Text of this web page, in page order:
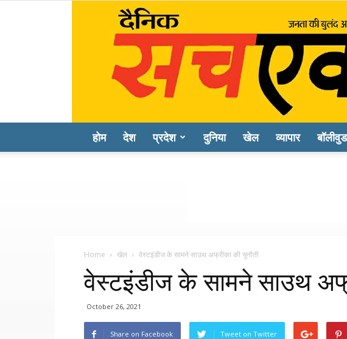
होम देश प्रदेश दुनिया खेल व्यापार बॉलीवुड
Home खेल वेस्टइंडीज के सामने साउथ अफ्रीका की चुनौती
वेस्टइंडीज के सामने साउथ
October 26, 2021
Share on Facebook Tweet on Twitter